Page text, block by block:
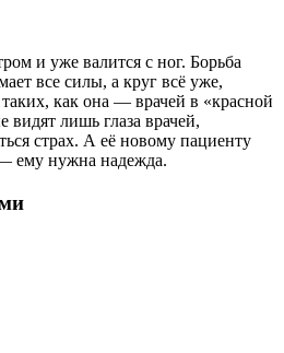
и уже валится с ног. Борьба
все силы, а круг всё уже,
как она — врачей в «красной
видят лишь глаза врачей,
страх. А её новому пациенту
ему нужна надежда.